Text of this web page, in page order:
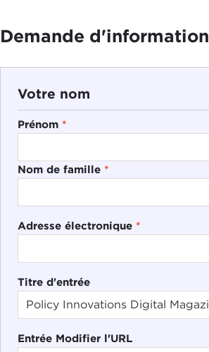
Demande d'information
Votre nom
Prénom *
Nom de famille *
Adresse électronique *
Titre d'entrée
Entrée Modifier l'URL